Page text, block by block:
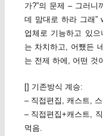
가?”의 문제 – 그러니
데 맘대로 하라 그래”
업체로 기능하고 있
는 차치하고, 어쨌든
는 전제 하에, 어떤 것
[] 기존방식 계승:
– 직접편집, 캐스트,
– 직접편집+캐스트,
먹음.